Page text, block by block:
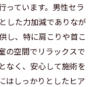
っています。男性セラ
した力加減でありなが
し、特に肩こりや首こ
の空間でリラックスで
なく、安心して施術を
はしっかりとしたヒア